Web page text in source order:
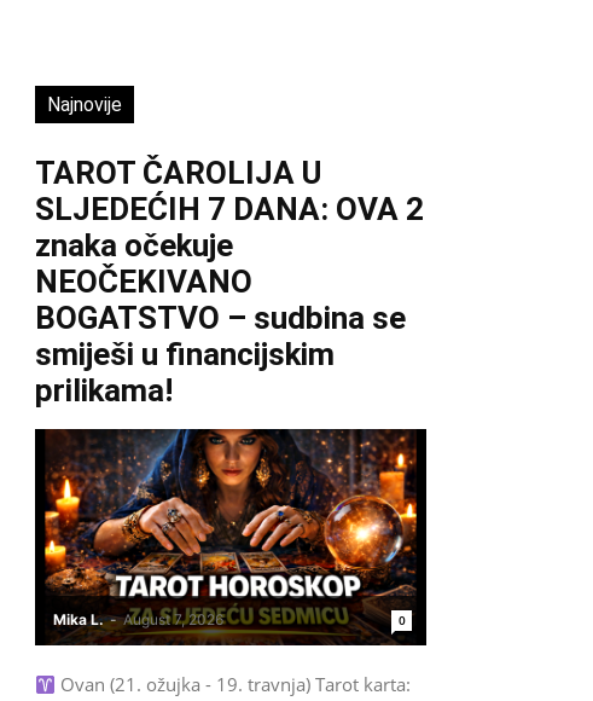
Najnovije
TAROT ČAROLIJA U
SLJEDEĆIH 7 DANA: OVA 2
znaka očekuje
NEOČEKIVANO
BOGATSTVO – sudbina se
smiješi u financijskim
prilikama!
Mika L. - August 7, 2026 0
Ovan (21. ožujka - 19. travnja) Tarot karta: